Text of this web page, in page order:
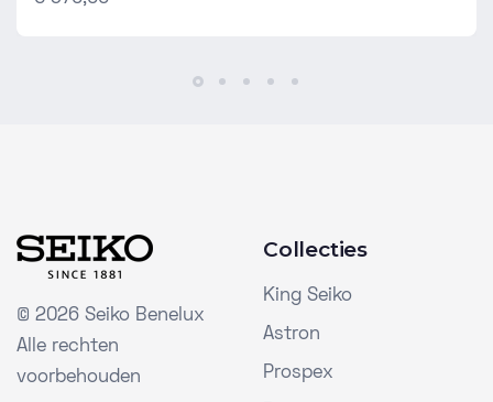
© 2026 Seiko Benelux
Alle rechten
voorbehouden
Collecties
King Seiko
Astron
Prospex